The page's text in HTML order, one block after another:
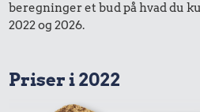
beregninger et bud på hvad du
2022 og 2026.
Priser i 2022